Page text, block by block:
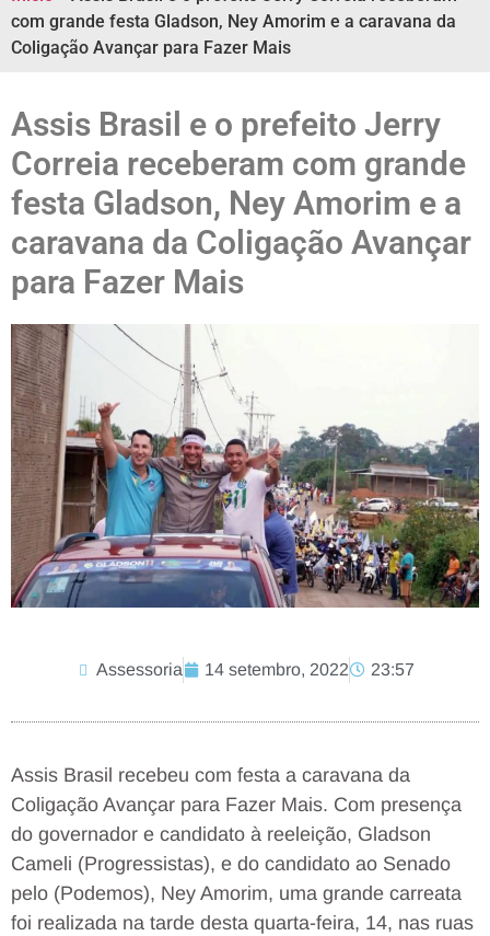
com grande festa Gladson, Ney Amorim e a caravana da
Coligação Avançar para Fazer Mais
Assis Brasil e o prefeito Jerry
Correia receberam com grande
festa Gladson, Ney Amorim e a
caravana da Coligação Avançar
para Fazer Mais
Assessoria 14 setembro, 2022 23:57
Assis Brasil recebeu com festa a caravana da
Coligação Avançar para Fazer Mais. Com presença
do governador e candidato à reeleição, Gladson
Cameli (Progressistas), e do candidato ao Senado
pelo (Podemos), Ney Amorim, uma grande carreata
foi realizada na tarde desta quarta-feira, 14, nas ruas